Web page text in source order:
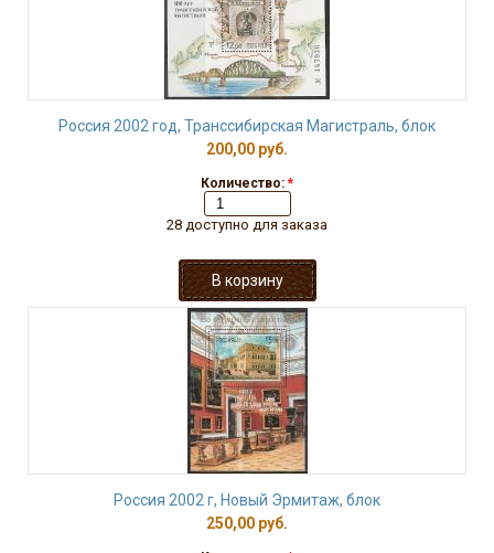
Россия 2002 год, Транссибирская Магистраль, блок
200,00 руб.
Количество: *
28 доступно для заказа
Россия 2002 г, Новый Эрмитаж, блок
250,00 руб.